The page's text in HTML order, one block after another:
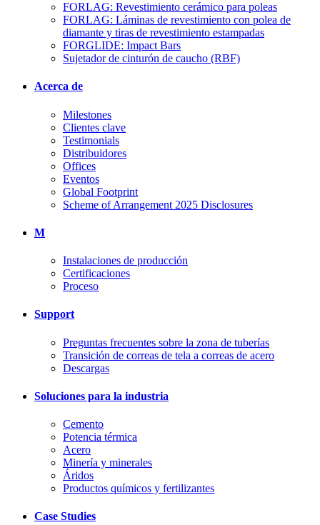
FORLAG: Revestimiento cerámico para poleas
FORLAG: Láminas de revestimiento con polea de
diamante y tiras de revestimiento estampadas
FORGLIDE: Impact Bars
Sujetador de cinturón de caucho (RBF)
Acerca de
Milestones
Clientes clave
Testimonials
Distribuidores
Offices
Eventos
Global Footprint
Scheme of Arrangement 2025 Disclosures
M
Instalaciones de producción
Certificaciones
Proceso
Support
Preguntas frecuentes sobre la zona de tuberías
Transición de correas de tela a correas de acero
Descargas
Soluciones para la industria
Cemento
Potencia térmica
Acero
Minería y minerales
Áridos
Productos químicos y fertilizantes
Case Studies